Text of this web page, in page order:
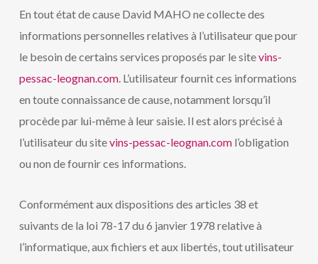
En tout état de cause David MAHO ne collecte des
informations personnelles relatives à l’utilisateur que pour
le besoin de certains services proposés par le sitevins-
pessac-leognan.com. L’utilisateur fournit ces informations
en toute connaissance de cause, notamment lorsqu’il
procède par lui-même à leur saisie. Il est alors précisé à
l’utilisateur du sitevins-pessac-leognan.coml’obligation
ou non de fournir ces informations.
Conformément aux dispositions des articles 38 et
suivants de la loi 78-17 du 6 janvier 1978 relative à
l’informatique, aux fichiers et aux libertés, tout utilisateur